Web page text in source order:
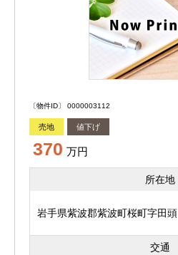
〔物件ID〕 0000003112
売地 値下げ
370 万円
所在地
岩手県紫波郡紫波町桜町字田頭
交通